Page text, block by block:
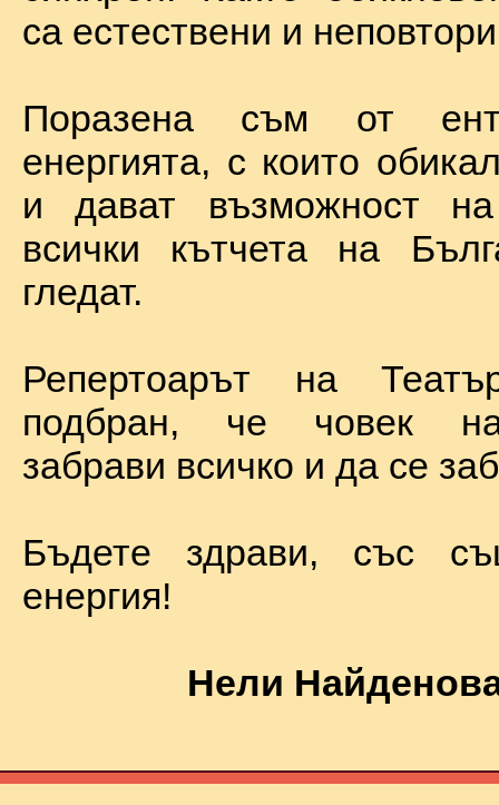
са естествени и
Поразена съм от
енергията, с които
и дават възможност
всички кътчета на
гледат.
Репертоарът на
подбран, че човек
забрави всичко и да се
Бъдете здрави, със
енергия!
Нели